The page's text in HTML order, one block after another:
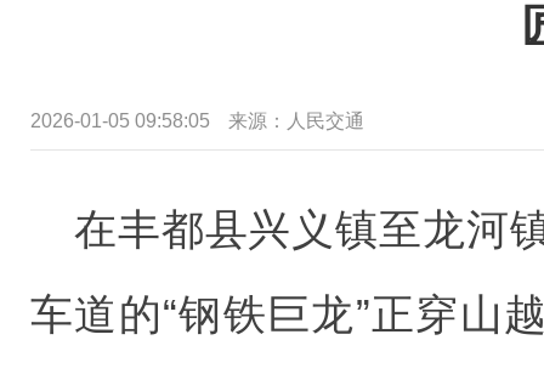
2026-01-05 09:58:05 来源： 人民交通
在丰都县兴义镇至龙河
车道的“钢铁巨龙”正穿